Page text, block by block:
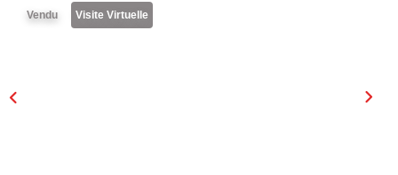
Laurent Immobilier Chalon-Sur-Saone
Vendu Visite Virtuelle